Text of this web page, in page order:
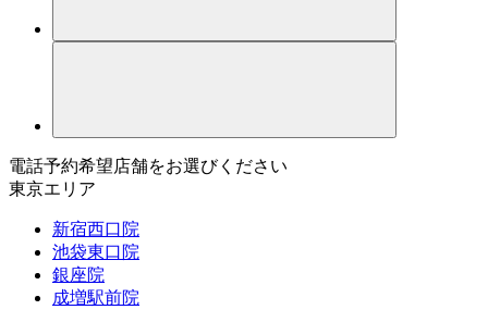
電話予約希望店舗をお選びください
東京エリア
新宿西口院
池袋東口院
銀座院
成増駅前院